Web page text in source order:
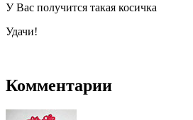
У Вас получится такая косичка
Удачи!
Комментарии